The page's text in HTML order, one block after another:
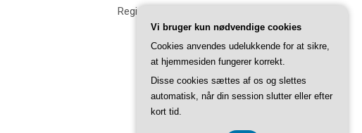
Registreringsnummer 374 077 39
Vi bruger kun nødvendige cookies
Cookies anvendes udelukkende for at sikre,
at hjemmesiden fungerer korrekt.
Disse cookies sættes af os og slettes
automatisk, når din session slutter eller efter
kort tid.